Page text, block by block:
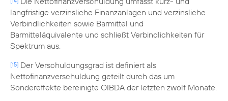
langfristige verzinsliche Finanzanlagen und verzinsliche
Verbindlichkeiten sowie Barmittel und
Barmitteläquivalente und schließt Verbindlichkeiten für
Spektrum aus.
[15] Der Verschuldungsgrad ist definiert als
Nettofinanzverschuldung geteilt durch das um
Sondereffekte bereinigte OIBDA der letzten zwölf Monate.